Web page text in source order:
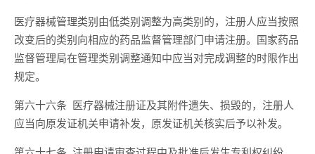
医疗器械管理类别由低类别调整为高类别的，注册人应当按照
改变后的类别向相应的药品监督管理部门申请注册。国家药品
监督管理局在管理类别调整通知中应当对完成调整的时限作出
规定。
第六十六条 医疗器械注册证及其附件遗失、损毁的，注册人
应当向原发证机关申请补发，原发证机关核实后予以补发。